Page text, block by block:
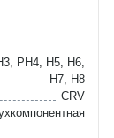
PH4, H5, H6,
H7, H8
CRV